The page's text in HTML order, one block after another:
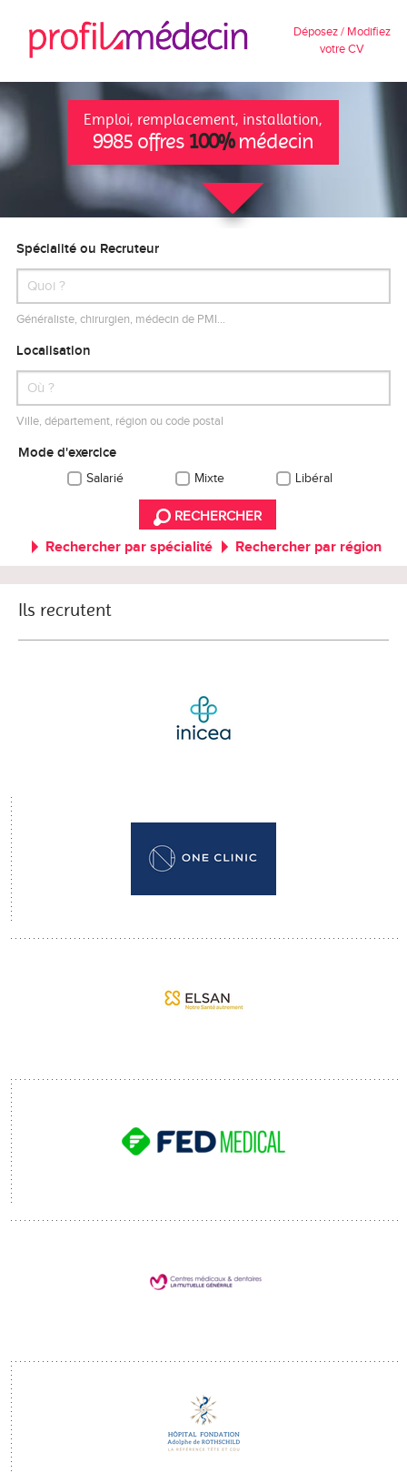
Déposez / Modifiez
votre CV
Emploi, remplacement, installation,
9985 offres 100%médecin
Spécialité ou Recruteur
Généraliste, chirurgien, médecin de PMI…
Localisation
Ville, département, région ou code postal
Mode d'exercice
Salarié Mixte Libéral
RECHERCHER
Rechercher par spécialité Rechercher par région
Ils recrutent